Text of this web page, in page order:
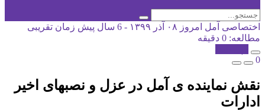
اختصاصی آمل امروز ۰۸ آذر ۱۳۹۹ - 6 سال پیش
زمان تقریبی
مطالعه: 0 دقیقه
0
نقش نماینده ی آمل در عزل و نصبهای اخیر
ادارات